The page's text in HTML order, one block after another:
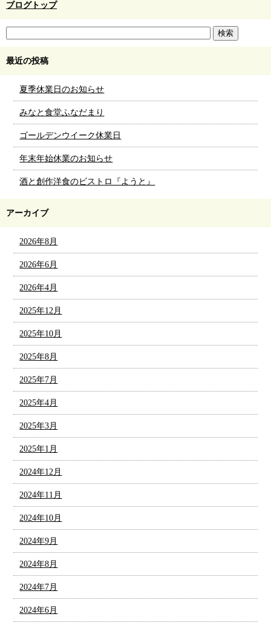
ブログトップ
最近の投稿
夏季休業日のお知らせ
みなと食堂ふなだまり
ゴールデンウイーク休業日
年末年始休業のお知らせ
酒と創作洋食のビストロ『ようと』
アーカイブ
2026年8月
2026年6月
2026年4月
2025年12月
2025年10月
2025年8月
2025年7月
2025年4月
2025年3月
2025年1月
2024年12月
2024年11月
2024年10月
2024年9月
2024年8月
2024年7月
2024年6月